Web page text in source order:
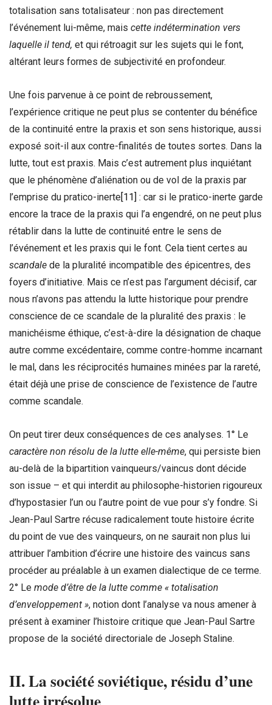
totalisation sans totalisateur : non pas directement
l’événement lui-même, mais cette indétermination vers
laquelle il tend, et qui rétroagit sur les sujets qui le font,
altérant leurs formes de subjectivité en profondeur.
Une fois parvenue à ce point de rebroussement,
l’expérience critique ne peut plus se contenter du bénéfice
de la continuité entre la praxis et son sens historique, aussi
exposé soit-il aux contre-finalités de toutes sortes. Dans la
lutte, tout est praxis. Mais c’est autrement plus inquiétant
que le phénomène d’aliénation ou de vol de la praxis par
l’emprise du pratico-inerte [11] : car si le pratico-inerte garde
encore la trace de la praxis qui l’a engendré, on ne peut plus
rétablir dans la lutte de continuité entre le sens de
l’événement et les praxis qui le font. Cela tient certes au
scandale de la pluralité incompatible des épicentres, des
foyers d’initiative. Mais ce n’est pas l’argument décisif, car
nous n’avons pas attendu la lutte historique pour prendre
conscience de ce scandale de la pluralité des praxis : le
manichéisme éthique, c’est-à-dire la désignation de chaque
autre comme excédentaire, comme contre-homme incarnant
le mal, dans les réciprocités humaines minées par la rareté,
était déjà une prise de conscience de l’existence de l’autre
comme scandale.
On peut tirer deux conséquences de ces analyses. 1° Le
caractère non résolu de la lutte elle-même, qui persiste bien
au-delà de la bipartition vainqueurs/vaincus dont décide
son issue – et qui interdit au philosophe-historien rigoureux
d’hypostasier l’un ou l’autre point de vue pour s’y fondre. Si
Jean-Paul Sartre récuse radicalement toute histoire écrite
du point de vue des vainqueurs, on ne saurait non plus lui
attribuer l’ambition d’écrire une histoire des vaincus sans
procéder au préalable à un examen dialectique de ce terme.
2° Le mode d’être de la lutte comme « totalisation
d’enveloppement », notion dont l’analyse va nous amener à
présent à examiner l’histoire critique que Jean-Paul Sartre
propose de la société directoriale de Joseph Staline.
II.La société soviétique, résidu d’une